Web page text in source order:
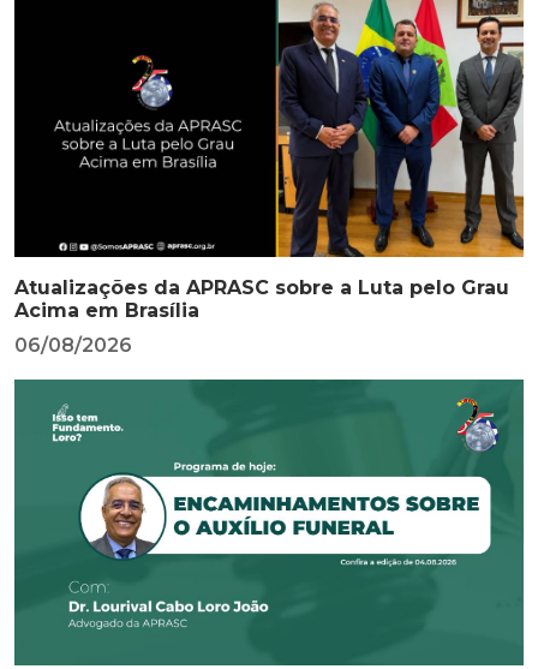
Atualizações da APRASC sobre a Luta pelo Grau
Acima em Brasília
06/08/2026